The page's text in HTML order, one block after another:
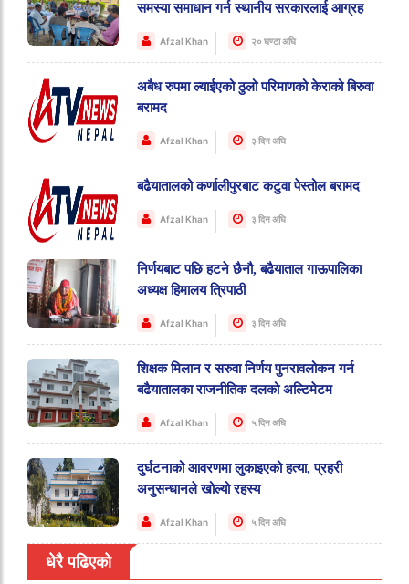
समस्या समाधान गर्न स्थानीय सरकारलाई आग्रह
Afzal Khan २० घण्टा अघि
अबैध रुपमा ल्याईएको ठुलो परिमाणको केराको बिरुवा
बरामद
Afzal Khan ३ दिन अघि
बढैयातालको कर्णालीपुरबाट कटुवा पेस्तोल बरामद
Afzal Khan ३ दिन अघि
निर्णयबाट पछि हटने छैनौ, बढैयाताल गाऊपालिका
अध्यक्ष हिमालय त्रिपाठी
Afzal Khan ३ दिन अघि
शिक्षक मिलान र सरुवा निर्णय पुनरावलोकन गर्न
बढैयातालका राजनीतिक दलको अल्टिमेटम
Afzal Khan ५ दिन अघि
दुर्घटनाको आवरणमा लुकाइएको हत्या, प्रहरी
अनुसन्धानले खोल्यो रहस्य
Afzal Khan ५ दिन अघि
धेरै पढिएको